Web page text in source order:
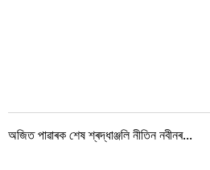
অজিত পাৱাৰক শেষ শ্ৰদ্ধাঞ্জলি নীতিন নবীনৰ...